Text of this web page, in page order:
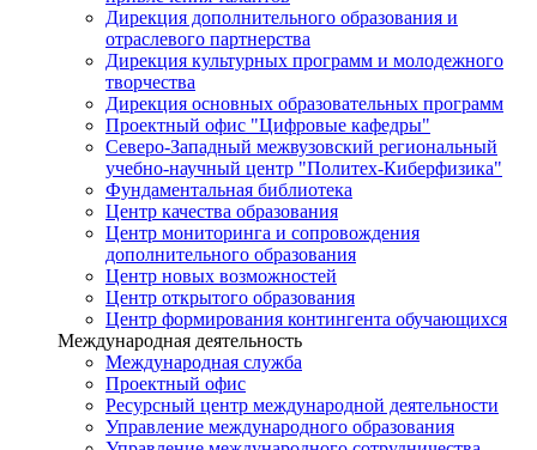
Дирекция дополнительного образования и
отраслевого партнерства
Дирекция культурных программ и молодежного
творчества
Дирекция основных образовательных программ
Проектный офис "Цифровые кафедры"
Северо-Западный межвузовский региональный
учебно-научный центр "Политех-Киберфизика"
Фундаментальная библиотека
Центр качества образования
Центр мониторинга и сопровождения
дополнительного образования
Центр новых возможностей
Центр открытого образования
Центр формирования контингента обучающихся
Международная деятельность
Международная служба
Проектный офис
Ресурсный центр международной деятельности
Управление международного образования